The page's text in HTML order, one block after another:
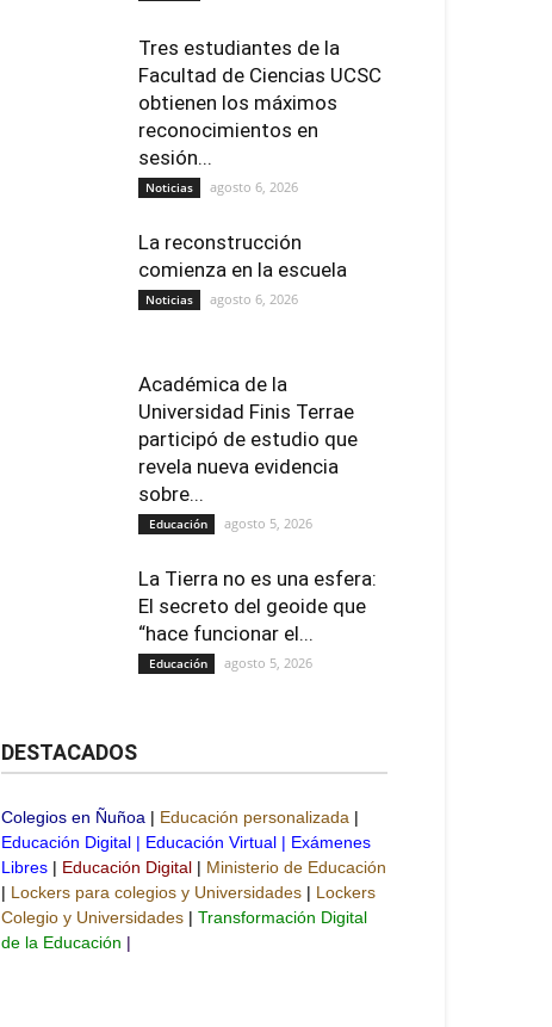
Tres estudiantes de la
Facultad de Ciencias UCSC
obtienen los máximos
reconocimientos en
sesión...
Noticias agosto 6, 2026
La reconstrucción
comienza en la escuela
Noticias agosto 6, 2026
Académica de la
Universidad Finis Terrae
participó de estudio que
revela nueva evidencia
sobre...
Educación agosto 5, 2026
La Tierra no es una esfera:
El secreto del geoide que
“hace funcionar el...
Educación agosto 5, 2026
DESTACADOS
Colegios en Ñuñoa | Educación personalizada |
Educación Digital | Educación Virtual | Exámenes
Libres | Educación Digital | Ministerio de Educación
| Lockers para colegios y Universidades | Lockers
Colegio y Universidades | Transformación Digital
de la Educación |